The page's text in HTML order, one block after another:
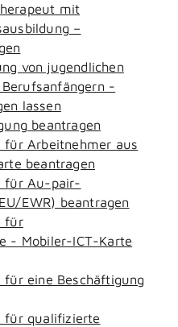
mit
–
von jugendlichen
-
lassen
beantragen
für Arbeitnehmer aus
beantragen
für Au-pair-
EWR) beantragen
für
- Mobiler-ICT-Karte
eine Beschäftigung
für qualifizierte